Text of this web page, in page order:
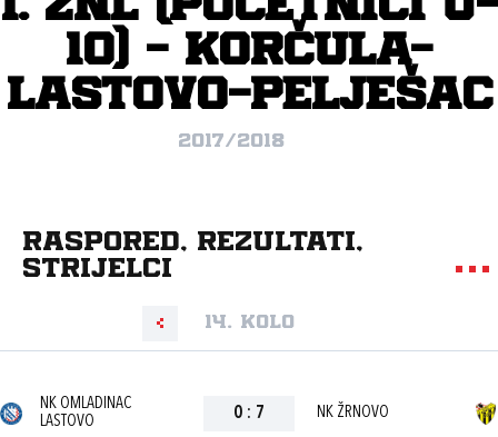
10) - Korčula-
Lastovo-Pelješac
2017/2018
Raspored, rezultati,
strijelci
14. kolo
NK OMLADINAC
LASTOVO
0 : 7 NK ŽRNOVO